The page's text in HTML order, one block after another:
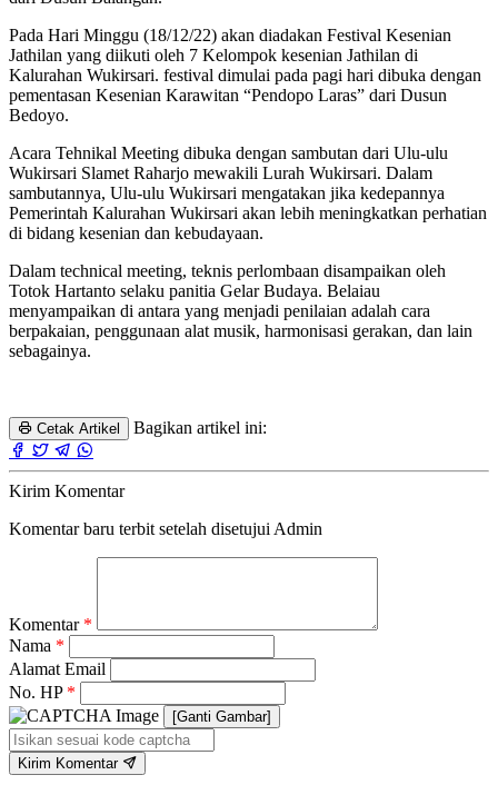
Pada Hari Minggu (18/12/22) akan diadakan Festival Kesenian
Jathilan yang diikuti oleh 7 Kelompok kesenian Jathilan di
Kalurahan Wukirsari. festival dimulai pada pagi hari dibuka dengan
pementasan Kesenian Karawitan “Pendopo Laras” dari Dusun
Bedoyo.
Acara Tehnikal Meeting dibuka dengan sambutan dari Ulu-ulu
Wukirsari Slamet Raharjo mewakili Lurah Wukirsari. Dalam
sambutannya, Ulu-ulu Wukirsari mengatakan jika kedepannya
Pemerintah Kalurahan Wukirsari akan lebih meningkatkan perhatian
di bidang kesenian dan kebudayaan.
Dalam technical meeting, teknis perlombaan disampaikan oleh
Totok Hartanto selaku panitia Gelar Budaya. Belaiau
menyampaikan di antara yang menjadi penilaian adalah cara
berpakaian, penggunaan alat musik, harmonisasi gerakan, dan lain
sebagainya.
Cetak Artikel Bagikan artikel ini:
Kirim Komentar
Komentar baru terbit setelah disetujui Admin
Komentar *
Nama *
Alamat Email
No. HP *
[Ganti Gambar]
Kirim Komentar